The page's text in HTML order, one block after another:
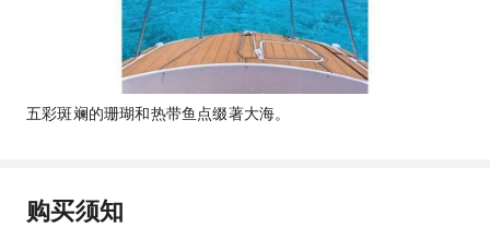
五彩斑斓的珊瑚和热带鱼点缀著大海。
购买须知